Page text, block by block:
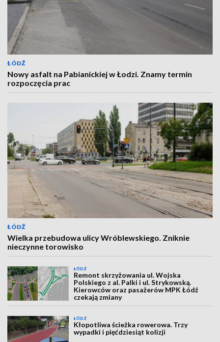
ŁÓDŹ
Nowy asfalt na Pabianickiej w Łodzi. Znamy termin
rozpoczęcia prac
ŁÓDŹ
Wielka przebudowa ulicy Wróblewskiego. Zniknie
nieczynne torowisko
ŁÓDŹ
Remont skrzyżowania ul. Wojska
Polskiego z al. Palki i ul. Strykowską.
Kierowców oraz pasażerów MPK Łódź
czekają zmiany
ŁÓDŹ
Kłopotliwa ścieżka rowerowa. Trzy
wypadki i pięćdziesiąt kolizji